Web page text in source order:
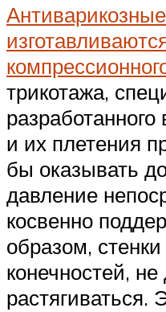
Антиварикозные
трикотажа,
и их плетения
бы оказывать
давление
косвенно
образом,
конечностей,
растягиваться.